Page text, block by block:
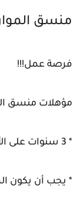
منسق
فرصة عمل!!!
مؤهلات منسق
* 3 سنوات على الأقل من الخبرة في نفس المجال
* يجب أن يكون